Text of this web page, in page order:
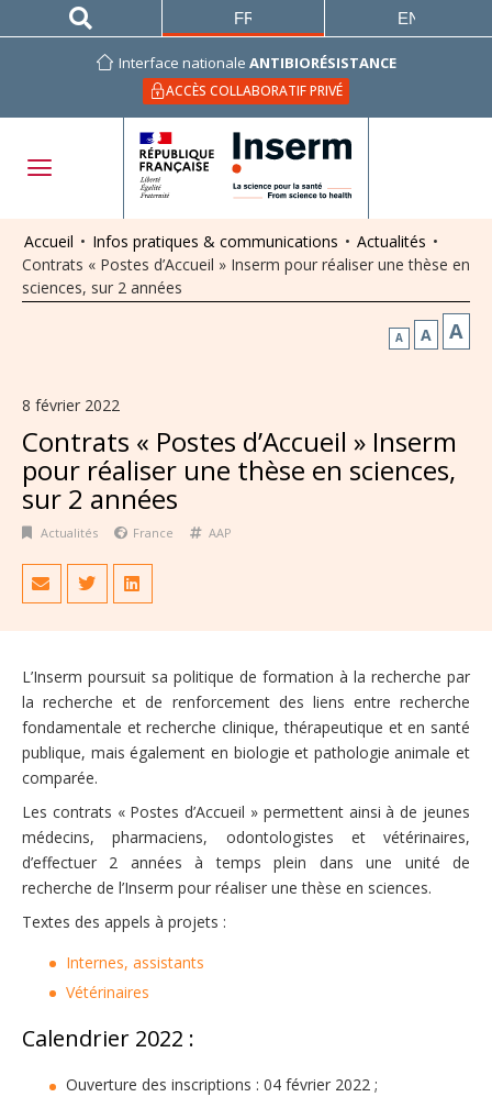
Interface nationale ANTIBIORÉSISTANCE
ACCÈS COLLABORATIF PRIVÉ
FRANÇAIS ENGLISH
Accueil • Infos pratiques & communications • Actualités •
Contrats « Postes d’Accueil » Inserm pour réaliser une thèse en
sciences, sur 2 années
A A A
8 février 2022
Contrats « Postes d’Accueil » Inserm
pour réaliser une thèse en sciences,
sur 2 années
Actualités France AAP
​​​​​​​​​​L’Inserm poursuit sa politique de formation à la recherche par
la recherche et de renforcement des liens entre recherche
fondamentale et recherche clinique, thérapeutique et en santé
publique, mais également en biologie et pathologie animale et
comparée.
Les contrats « Postes d’Accueil » permettent ainsi à de jeunes
médecins, pharmaciens, odontologistes et vétérinaires,
d’effectuer 2 années à temps plein dans une unité de
recherche de l’Inserm pour réaliser une thèse en sciences.
Textes des appels à projets :
Internes, assistants​
Vétérinaires
Calendrier 2022 :
Ouverture des inscriptions : 04 février 2022 ;